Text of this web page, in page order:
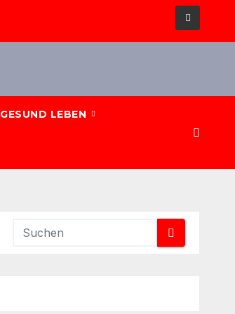
GESUND LEBEN